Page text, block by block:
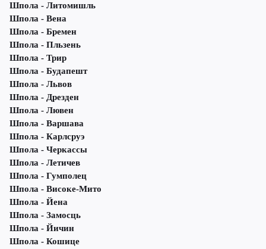
Шпола - Литомишль
Шпола - Вена
Шпола - Бремен
Шпола - Пльзень
Шпола - Трир
Шпола - Будапешт
Шпола - Львов
Шпола - Дрезден
Шпола - Лювен
Шпола - Варшава
Шпола - Карлсруэ
Шпола - Черкассы
Шпола - Летичeв
Шпола - Гумполец
Шпола - Високе-Мито
Шпола - Йена
Шпола - Замосць
Шпола - Йичин
Шпола - Кошице